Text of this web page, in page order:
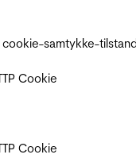
samtykke-
Cookie
Cookie